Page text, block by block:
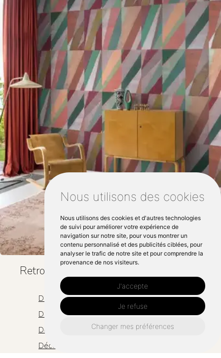
Nous utilisons des cookies
Nous utilisons des cookies et d'autres technologies
de suivi pour améliorer votre expérience de
navigation sur notre site, pour vous montrer un
contenu personnalisé et des publicités ciblées, pour
analyser le trafic de notre site et pour comprendre la
provenance de nos visiteurs.
J'accepte
Je refuse
Changer mes préférences
Retrouvez nous également ici :
Décoration salon laval
Décoration salon saint-berthevin
Décoration salon cossé-le-vivien
Décoration salon bonchamp-lès-laval